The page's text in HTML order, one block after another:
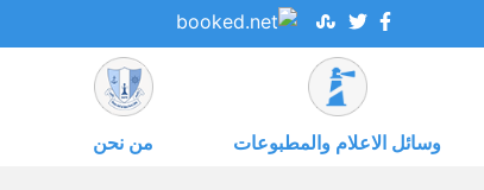
وسائل الاعلام والمطبوعات من نحن